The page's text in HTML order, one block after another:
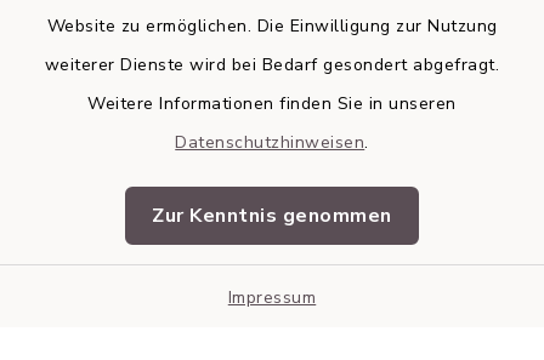
Website zu ermöglichen. Die Einwilligung zur Nutzung
weiterer Dienste wird bei Bedarf gesondert abgefragt.
Weitere Informationen finden Sie in unseren
Datenschutzhinweisen.
Zur Kenntnis genommen
Impressum
Barrierefreiheit
Impressum
Sitemap